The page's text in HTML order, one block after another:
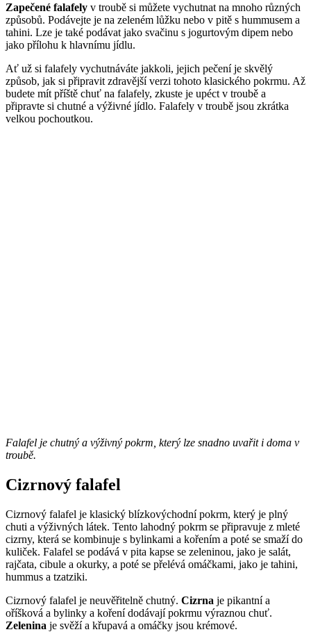
Zapečené falafely v troubě si můžete vychutnat na mnoho různých
způsobů. Podávejte je na zeleném lůžku nebo v pitě s hummusem a
tahini. Lze je také podávat jako svačinu s jogurtovým dipem nebo
jako přílohu k hlavnímu jídlu.
Ať už si falafely vychutnáváte jakkoli, jejich pečení je skvělý
způsob, jak si připravit zdravější verzi tohoto klasického pokrmu. Až
budete mít příště chuť na falafely, zkuste je upéct v troubě a
připravte si chutné a výživné jídlo. Falafely v troubě jsou zkrátka
velkou pochoutkou.
Falafel je chutný a výživný pokrm, který lze snadno uvařit i doma v
troubě.
Cizrnový falafel
Cizrnový falafel je klasický blízkovýchodní pokrm, který je plný
chuti a výživných látek. Tento lahodný pokrm se připravuje z mleté
cizrny, která se kombinuje s bylinkami a kořením a poté se smaží do
kuliček. Falafel se podává v pita kapse se zeleninou, jako je salát,
rajčata, cibule a okurky, a poté se přelévá omáčkami, jako je tahini,
hummus a tzatziki.
Cizrnový falafel je neuvěřitelně chutný. Cizrna je pikantní a
oříšková a bylinky a koření dodávají pokrmu výraznou chuť.
Zelenina je svěží a křupavá a omáčky jsou krémové.